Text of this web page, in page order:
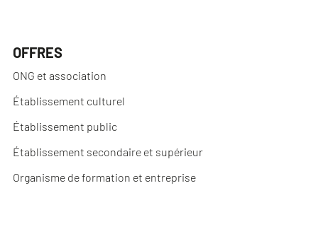
OFFRES
ONG et association
Établissement culturel
Établissement public
Établissement secondaire et supérieur
Organisme de formation et entreprise